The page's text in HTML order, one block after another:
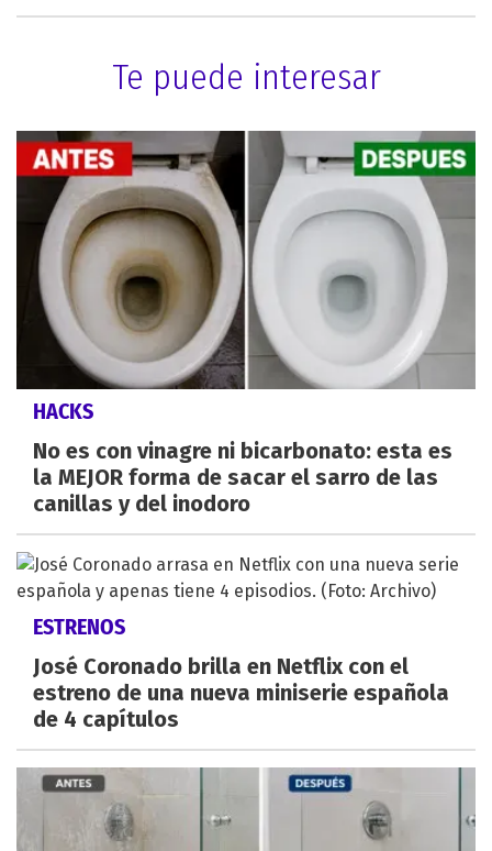
Te puede interesar
HACKS
No es con vinagre ni bicarbonato: esta es
la MEJOR forma de sacar el sarro de las
canillas y del inodoro
ESTRENOS
José Coronado brilla en Netflix con el
estreno de una nueva miniserie española
de 4 capítulos